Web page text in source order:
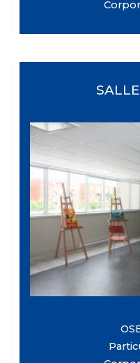
Capacité
Équipement :
avec la